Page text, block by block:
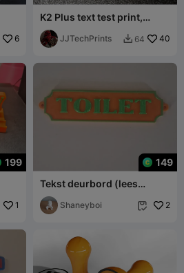
6
K2 Plus text test print,
embedded, face up and
face down
JJTechPrints  64 40
199
1
149
Tekst deurbord (lees
beschrijving)
Shaneyboi  2